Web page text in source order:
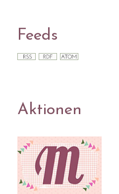
Feeds
Aktionen